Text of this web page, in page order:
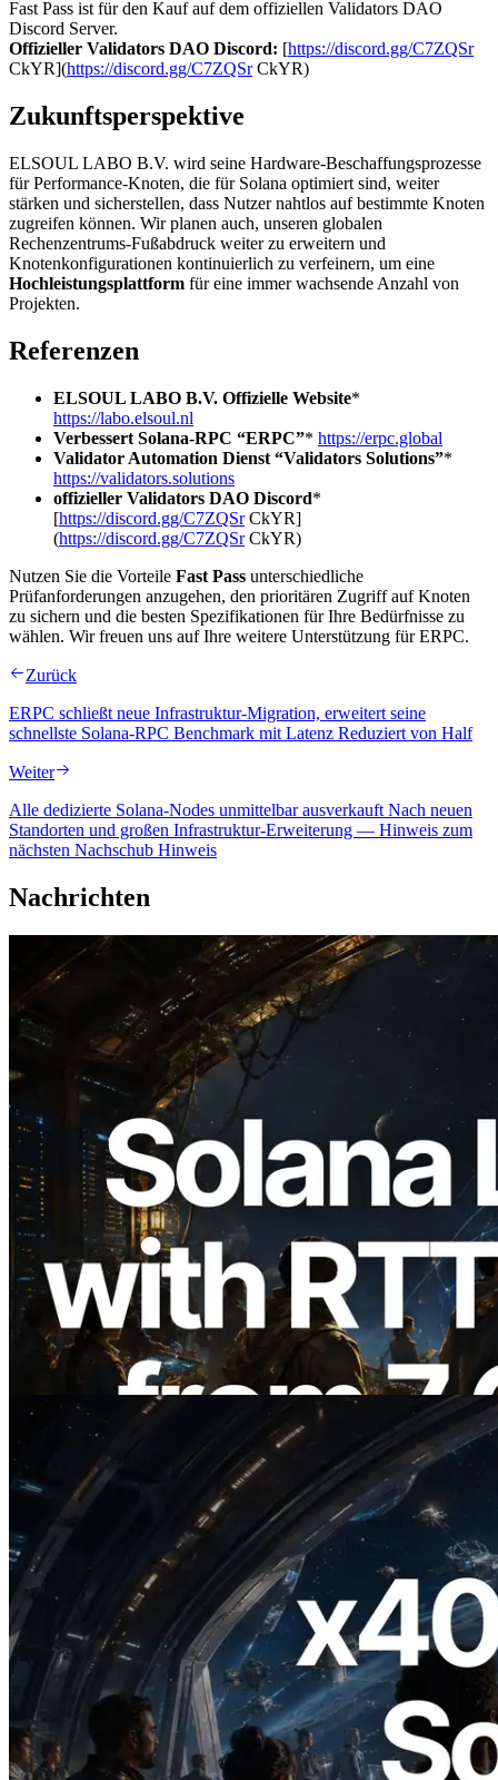
Fast Pass ist für den Kauf auf dem offiziellen Validators DAO
Discord Server.
Offizieller Validators DAO Discord: [https://discord.gg/C7ZQSr
CkYR](https://discord.gg/C7ZQSrCkYR)
Zukunftsperspektive
ELSOUL LABO B.V. wird seine Hardware-Beschaffungsprozesse
für Performance-Knoten, die für Solana optimiert sind, weiter
stärken und sicherstellen, dass Nutzer nahtlos auf bestimmte Knoten
zugreifen können. Wir planen auch, unseren globalen
Rechenzentrums-Fußabdruck weiter zu erweitern und
Knotenkonfigurationen kontinuierlich zu verfeinern, um eine
Hochleistungsplattform für eine immer wachsende Anzahl von
Projekten.
Referenzen
ELSOUL LABO B.V. Offizielle Website*
https://labo.elsoul.nl
Verbessert Solana-RPC “ERPC”* https://erpc.global
Validator Automation Dienst “Validators Solutions”*
https://validators.solutions
offizieller Validators DAO Discord*
[https://discord.gg/C7ZQSrCkYR]
(https://discord.gg/C7ZQSrCkYR)
Nutzen Sie die Vorteile Fast Pass unterschiedliche
Prüfanforderungen anzugehen, den prioritären Zugriff auf Knoten
zu sichern und die besten Spezifikationen für Ihre Bedürfnisse zu
wählen. Wir freuen uns auf Ihre weitere Unterstützung für ERPC.
Zurück
ERPC schließt neue Infrastruktur-Migration, erweitert seine
schnellste Solana-RPC Benchmark mit Latenz Reduziert von Half
Weiter
Alle dedizierte Solana-Nodes unmittelbar ausverkauft Nach neuen
Standorten und großen Infrastruktur-Erweiterung — Hinweis zum
nächsten Nachschub Hinweis
Nachrichten
2026.08.05
ERPC erweitert Solana Leader Slot API
um Ping-Messung aus 7 globalen
Regionen — Validators Information API
ebenfalls gestartet
Lesen Sie diesen Artikel
2026.07.04
ERPC startet x402-fähige Solana RPC —
Der Beginn einer Ära, in der KI-Agenten
APIs bei Bedarf bezahlen